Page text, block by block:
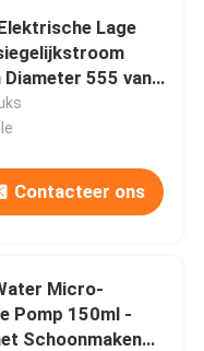
Lage
555 van
Contacteer ons
Micro-
Pomp 150ml -
Schoonmaken